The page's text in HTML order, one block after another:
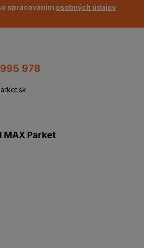
spracovaním osobných údajov
978
MAX Parket